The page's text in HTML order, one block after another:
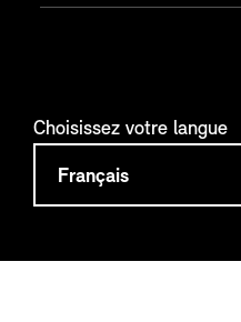
Choisissez votre langue